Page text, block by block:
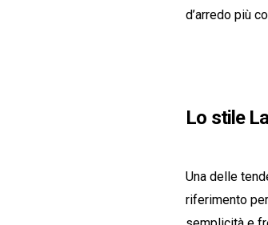
d’arredo più
Lo stile
Una delle
riferimento